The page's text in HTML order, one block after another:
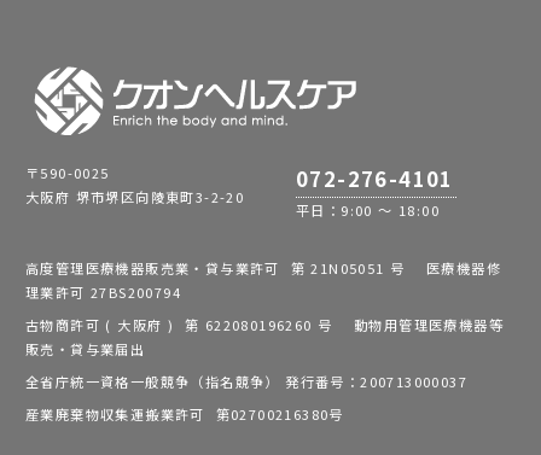
〒590-0025
大阪府 堺市堺区向陵東町3-2-20
072-276-4101
平日：9:00 ～ 18:00
高度管理医療機器販売業・貸与業許可 第 21N05051 号 医療機器修
理業許可 27BS200794
古物商許可 ( 大阪府 ) 第 622080196260 号 動物用管理医療機器等
販売・貸与業届出
全省庁統一資格一般競争（指名競争） 発行番号：200713000037
産業廃棄物収集運搬業許可 第02700216380号